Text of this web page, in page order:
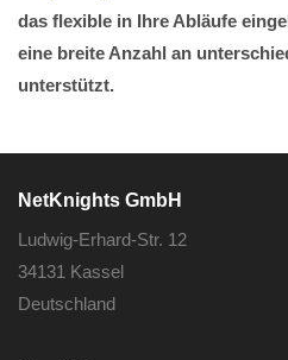
das flexible in Ihre Abläufe
eine breite Anzahl an
unterstützt.
NetKnights GmbH
Ludwig-Erhard-Str. 12
34131 Kassel
Deutschland